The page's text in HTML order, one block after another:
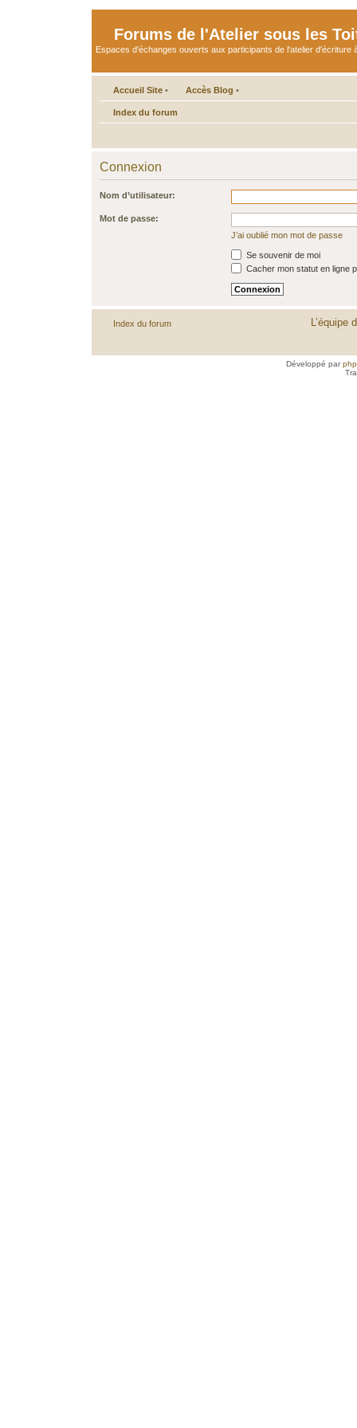
Forums de l'Atelier sous les
Espaces d'échanges ouverts aux participants de l'atelier d'écriture
Accueil Site • Accès Blog •
Index du forum
Connexion
Nom d’utilisateur:
Mot de passe:
J’ai oublié mon mot de passe
Se souvenir de moi
Cacher mon statut en ligne
Index du forum L’équipe
Développé par